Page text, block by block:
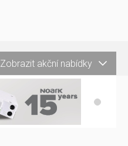
Zobrazit akční nabídky